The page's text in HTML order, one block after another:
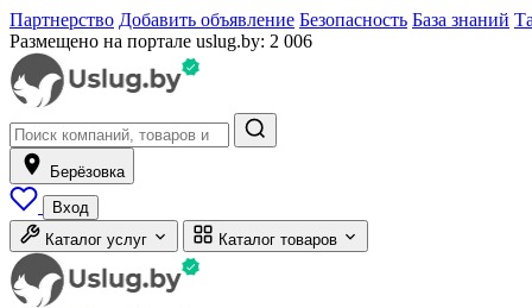
Партнерство Добавить объявление Безопасность База знаний
Размещено на портале uslug.by: 2 006
Берёзовка
Вход
Каталог услуг
Каталог товаров